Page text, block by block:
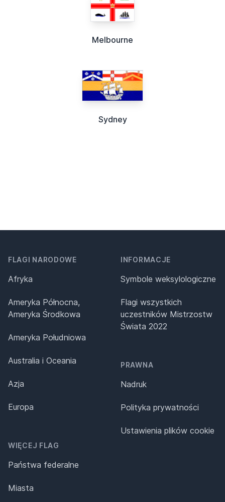
Melbourne
Sydney
FLAGI NARODOWE
Afryka
Ameryka Północna,
Ameryka Środkowa
Ameryka Południowa
Australia i Oceania
Azja
Europa
WIĘCEJ FLAG
Państwa federalne
Miasta
INFORMACJE
Symbole weksylologiczne
Flagi wszystkich
uczestników Mistrzostw
Świata 2022
PRAWNA
Nadruk
Polityka prywatności
Ustawienia plików cookie